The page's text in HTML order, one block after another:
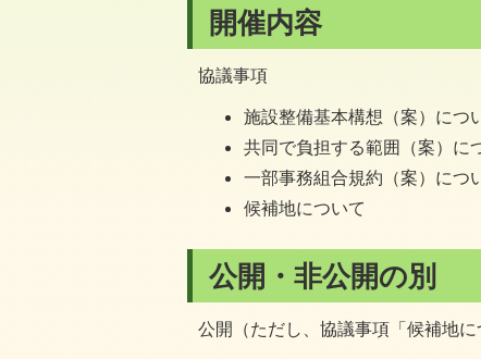
開催内容
協議事項
施設整備基本構想（案）につ
共同で負担する範囲（案）に
一部事務組合規約（案）につ
候補地について
公開・非公開の別
公開（ただし、協議事項「候補地